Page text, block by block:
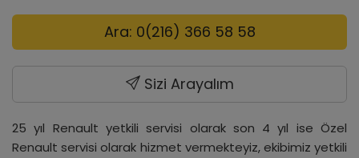
Ara: 0(216) 366 58 58
Sizi Arayalım
25 yıl Renault yetkili servisi olarak son 4 yıl ise Özel
Renault servisi olarak hizmet vermekteyiz, ekibimiz yetkili